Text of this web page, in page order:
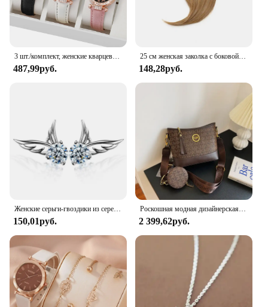
3 шт./комплект, женские кварцевые часы с кожаным ремешком
487,99руб.
25 см женская заколка с боковой челкой, натуральная толстая матовая челка для наращивания волос на лбу, черная, коричневая, светлая челка, парик с бахромой, шиньоны
148,28руб.
Женские серьги-гвоздики из серебра 925 пробы, с цирконом
150,01руб.
Роскошная модная дизайнерская женская сумка IMJK, ручные сумки, наплечный мессенджер, наклонная сумка на плечо, вечерние квадратные сумки
2 399,62руб.